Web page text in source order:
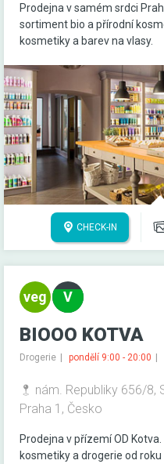
Prodejna v samém srdci
sortiment bio a přírodní
kosmetiky a barev na vlasy.
CHECK-IN
BIOOO KOTVA
Drogerie pondělí 9:00 - 20:00
nám. Republiky 656/8,
Praha 1, Česko
Prodejna v přízemí OD
kosmetiky a drogerie od